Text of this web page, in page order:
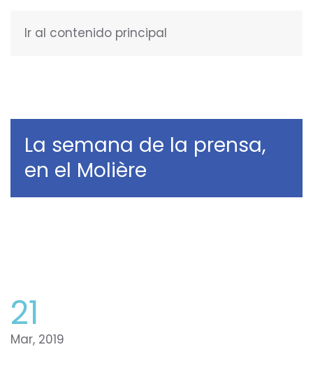
Ir al contenido principal
La semana de la prensa,
en el Molière
21
Mar, 2019